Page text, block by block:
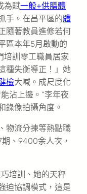
為賦一般+供膳體
手。在昌平區的體
隨著教員進修若何
區本年5月啟動的
培訓零工職員居家
種失衡導正！」她
檢大喊。成尺度化
沾上邊。”李年夜
錄像拍攝角度。
物流分揀等熱點職
、9400余人次，
培訓、她的天秤
迫協調模式，這是